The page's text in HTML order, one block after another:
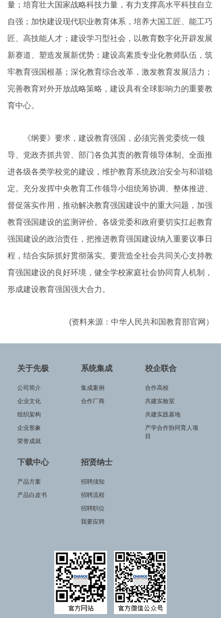
量；培育壮大国家战略科技力量，有力支撑高水平科技自立
自强；加快建设现代职业教育体系，培养大国工匠、能工巧
匠、高技能人才；建设学习型社会，以教育数字化开辟发展
新赛道、塑造发展新优势；建设高素质专业化教师队伍，筑
牢教育强国根基；深化教育综合改革，激发教育发展活力；
完善教育对外开放战略策略，建设具有全球影响力的重要教
育中心。
《纲要》要求，建设教育强国，必须完善党委统一领
导、党政齐抓共管、部门各负其责的教育领导体制。全面推
进各级各类学校党的建设，维护教育系统政治安全与和谐稳
定。充分发挥中央教育工作领导小组统筹协调、整体推进、
督促落实作用，推动解决教育强国建设中的重大问题，加强
教育强国建设的监测评价。各级党委和政府要切实扛起教育
强国建设的政治责任，把推进教育强国建设纳入重要议事日
程，结合实际抓好贯彻落实。要营造全社会共同关心支持教
育强国建设的良好环境，健全学校家庭社会协同育人机制，
形成建设教育强国强大合力。
(资料来源：中华人民共和国教育部官网）
关于先极
公司简介
企业文化
组织架构
企业形象
荣誉成就
系统集成
集成案例
合作厂商
校企联合
合作高校
共建实验室
共建实践基地
产学合作协同育人项
目
下载中心
产品方案
产品白皮书
招贤纳士
招聘须知
招聘流程
招聘职位
我要应聘